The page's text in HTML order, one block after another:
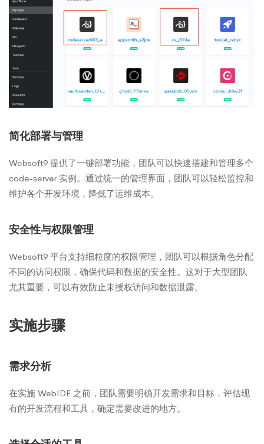
简化部署与管理
Websoft9 提供了一键部署功能，团队可以快速搭建和管理多个
code-server 实例。通过统一的管理界面，团队可以轻松监控和
维护各个开发环境，降低了运维成本。
安全性与权限管理
Websoft9 平台支持细粒度的权限管理，团队可以根据角色分配
不同的访问权限，确保代码和数据的安全性。这对于大型团队
尤其重要，可以有效防止未授权访问和数据泄露。
实施步骤
需求分析
在实施 WebIDE 之前，团队需要明确开发需求和目标，评估现
有的开发流程和工具，确定需要改进的地方。